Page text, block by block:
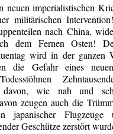
neuen imperialistischen
militärischen
nach China,
dem Fernen Osten!
wird in der ganzen
die Gefahr eines
davon, wie nah und
zeugen auch die
japanischer Flugzeuge
Geschütze zerstört